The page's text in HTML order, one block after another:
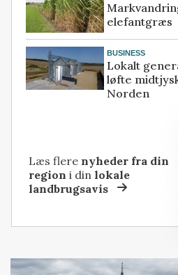
elefantgræs
BUSINESS
Lokalt
løfte
Norden
Læs flere nyheder fra din
region i dinlokale
landbrugsavis